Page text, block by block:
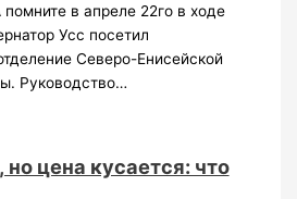
в апреле 22го в ходе
Усс посетил
Северо-Енисейской
Руководство…
но цена кусается: что